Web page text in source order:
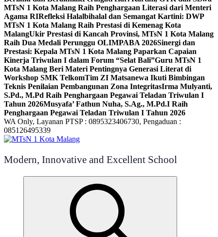
MTsN 1 Kota Malang Raih Penghargaan Literasi dari Menteri
Agama RIRefleksi Halalbihalal dan Semangat Kartini: DWP
MTsN 1 Kota Malang Raih Prestasi di Kemenag Kota
MalangUkir Prestasi di Kancah Provinsi, MTsN 1 Kota Malang
Raih Dua Medali Perunggu OLIMPABA 2026Sinergi dan
Prestasi: Kepala MTsN 1 Kota Malang Paparkan Capaian
Kinerja Triwulan I dalam Forum “Selat Bali”Guru MTsN 1
Kota Malang Beri Materi Pentingnya Generasi Literat di
Workshop SMK TelkomTim ZI Matsanewa Ikuti Bimbingan
Teknis Penilaian Pembangunan Zona IntegritasIrma Mulyanti,
S.Pd., M.Pd Raih Penghargaan Pegawai Teladan Triwulan I
Tahun 2026Musyafa’ Fathun Nuha, S.Ag., M.Pd.I Raih
Penghargaan Pegawai Teladan Triwulan I Tahun 2026
WA Only, Layanan PTSP : 0895323406730, Pengaduan :
085126495339
Modern, Innovative and Excellent School